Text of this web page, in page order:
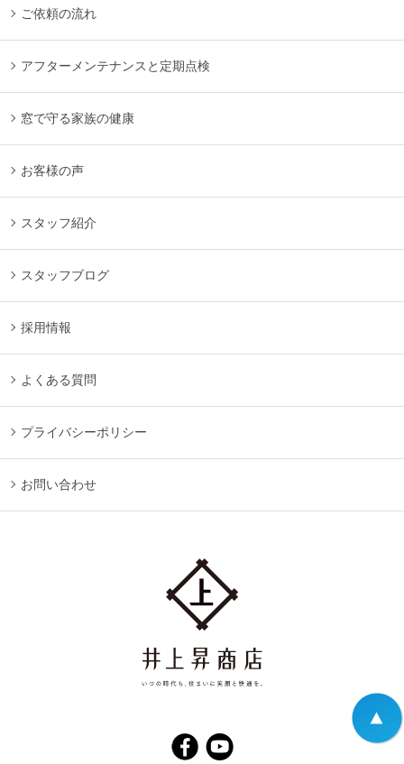
ご依頼の流れ
アフターメンテナンスと定期点検
窓で守る家族の健康
お客様の声
スタッフ紹介
スタッフブログ
採用情報
よくある質問
プライバシーポリシー
お問い合わせ